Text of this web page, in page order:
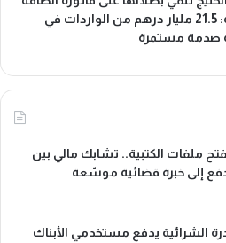
المغربية: 21.5 مليار درهم من الواردات في
صدمة مستمرة
ملفات الكتبية.. تشابك مالي بين
إلى خبرة قضائية موسّعة
الشرائية يدفع مستخدمي الأبناك